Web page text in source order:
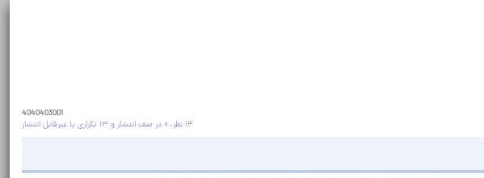
4040403001
۱۴ نظر، ۰ در صف انتشار و ۱۳ تکراری یا غیرقابل انتشار